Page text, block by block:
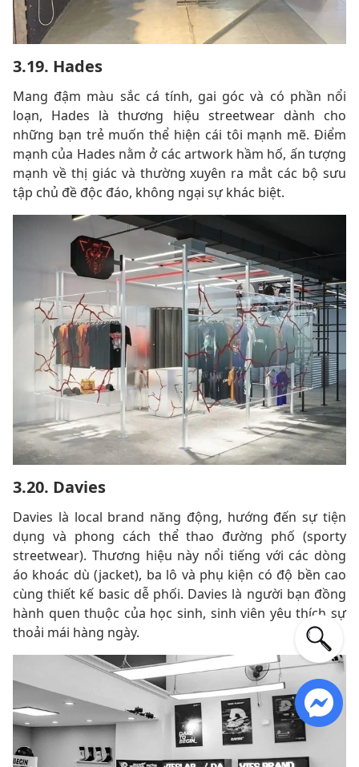
3.19. Hades
Mang đậm màu sắc cá tính, gai góc và có phần nổi
loạn, Hades là thương hiệu streetwear dành cho
những bạn trẻ muốn thể hiện cái tôi mạnh mẽ. Điểm
mạnh của Hades nằm ở các artwork hầm hố, ấn tượng
mạnh về thị giác và thường xuyên ra mắt các bộ sưu
tập chủ đề độc đáo, không ngại sự khác biệt.
3.20. Davies
Davies là local brand năng động, hướng đến sự tiện
dụng và phong cách thể thao đường phố (sporty
streetwear). Thương hiệu này nổi tiếng với các dòng
áo khoác dù (jacket), ba lô và phụ kiện có độ bền cao
cùng thiết kế basic dễ phối. Davies là người bạn đồng
hành quen thuộc của học sinh, sinh viên yêu thích sự
thoải mái hàng ngày.